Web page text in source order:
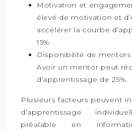
Motivation et
élevé de motivation et
accélérer la courbe
15%.
Disponibilité de
Avoir un mentor peut
d’apprentissage de 25%.
Plusieurs facteurs peuvent
d’apprentissage
préalable en